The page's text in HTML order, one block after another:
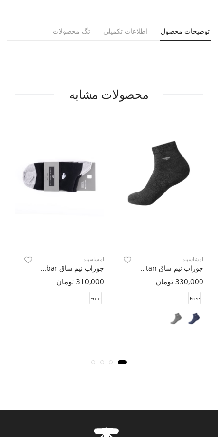
توضیحات محصول اطلاعات تکمیلی تگ محصولات
محصولات مشابه
امشاسپند
جوراب نیم ساق Artan ( دو جفت )
330,000 تومان
Free
امشاسپند
جوراب نیم ساق Hobar ( دو جفت )
310,000 تومان
Free